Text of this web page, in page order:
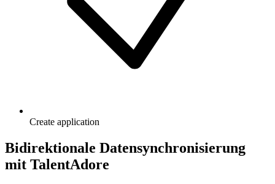
Create application
Bidirektionale Datensynchronisierung
mit TalentAdore